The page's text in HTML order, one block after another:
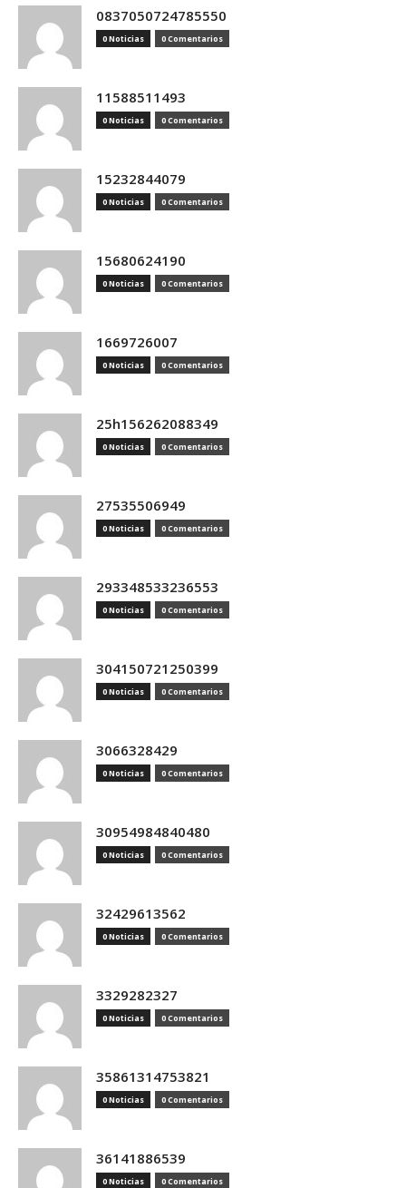
0837050724785550
0 Noticias 0 Comentarios
11588511493
0 Noticias 0 Comentarios
15232844079
0 Noticias 0 Comentarios
15680624190
0 Noticias 0 Comentarios
1669726007
0 Noticias 0 Comentarios
25h156262088349
0 Noticias 0 Comentarios
27535506949
0 Noticias 0 Comentarios
293348533236553
0 Noticias 0 Comentarios
304150721250399
0 Noticias 0 Comentarios
3066328429
0 Noticias 0 Comentarios
30954984840480
0 Noticias 0 Comentarios
32429613562
0 Noticias 0 Comentarios
3329282327
0 Noticias 0 Comentarios
35861314753821
0 Noticias 0 Comentarios
36141886539
0 Noticias 0 Comentarios